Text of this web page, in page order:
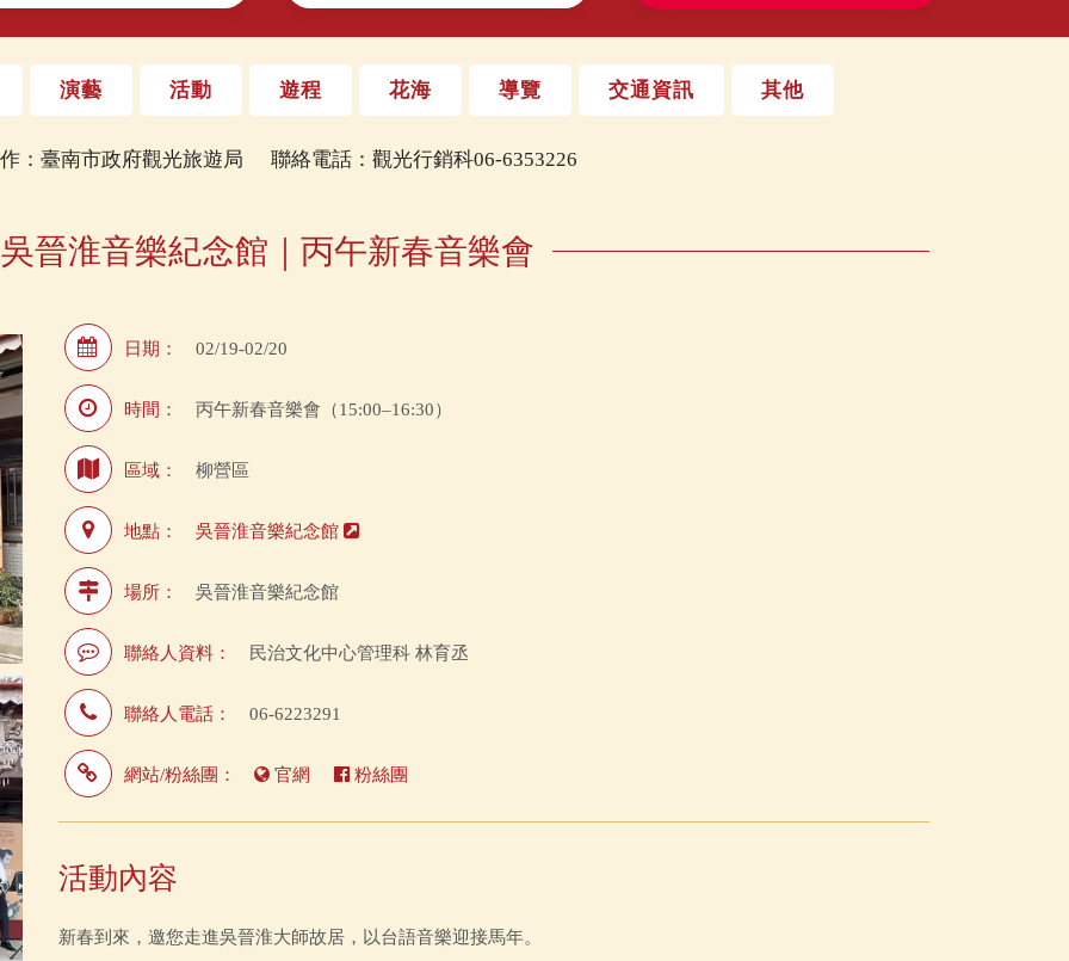
演藝 活動 遊程 花海 導覽 交通資訊 其他
：臺南市政府觀光旅遊局 聯絡電話：觀光行銷科06-6353226
吳晉淮音樂紀念館｜丙午新春音樂會
日期： 02/19-02/20
時間： 丙午新春音樂會（15:00–16:30）
區域： 柳營區
地點： 吳晉淮音樂紀念館
場所： 吳晉淮音樂紀念館
聯絡人資料： 民治文化中心管理科 林育丞
聯絡人電話： 06-6223291
網站/粉絲團： 官網 粉絲團
活動內容
新春到來，邀您走進吳晉淮大師故居，以台語音樂迎接馬年。